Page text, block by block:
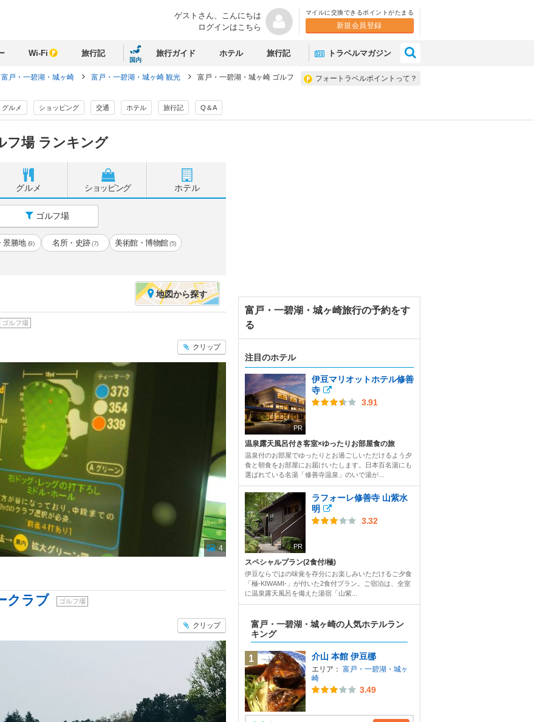
ゲストさん、 こんにちは
ログインはこちら
マイルに交換できるポイントがたまる
新規会員登録
Wi-Fi 旅行記
国内
旅行ガイド ホテル 旅行記 トラベルマガジン
フォートラベルポイントって？
富戸・一碧湖・城ヶ崎 富戸・一碧湖・城ヶ崎 観光
富戸・一碧湖・城ヶ崎 ゴルフ
グルメ ショッピング 交通 ホテル 旅行記 Q＆A
フ場 ランキング
グルメ ショッピング ホテル
ゴルフ場
景勝地 (9) 名所・史跡 (7) 美術館・博物館 (5)
地図から探す
ゴルフ場
クリップ
4
クラブ ゴルフ場
クリップ
富戸・一碧湖・城ヶ崎旅行の予約をす
る
注目のホテル
PR
伊豆マリオットホテル修善
寺
3.91
温泉露天風呂付き客室×ゆったりお部屋食の旅
温泉付のお部屋でゆったりとお過ごしいただけるよう夕
食と朝食をお部屋にお届けいたします。日本百名湯にも
選ばれている名湯「修善寺温泉」のいで湯が...
PR
ラフォーレ修善寺 山紫水
明
3.32
スペシャルプラン(2食付/極)
伊豆ならではの味覚を存分にお楽しみいただけるご夕食
「極-KIWAMI-」が付いた2食付プラン。ご宿泊は、全室
に温泉露天風呂を備えた湯宿「山紫...
富戸・一碧湖・城ヶ崎の人気ホテルラン
キング
1 介山 本館 伊豆梛
エリア： 富戸・一碧湖・城ヶ
崎
3.49